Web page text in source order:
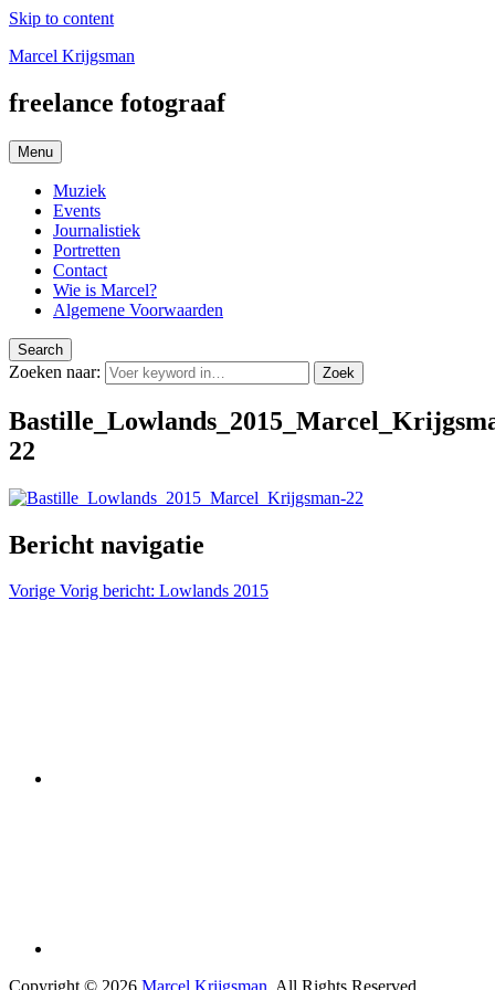
Skip to content
Marcel Krijgsman
freelance fotograaf
Menu
Muziek
Events
Journalistiek
Portretten
Contact
Wie is Marcel?
Algemene Voorwaarden
Search
Zoeken naar: Zoek
22
Bericht navigatie
Vorige Vorig bericht: Lowlands 2015